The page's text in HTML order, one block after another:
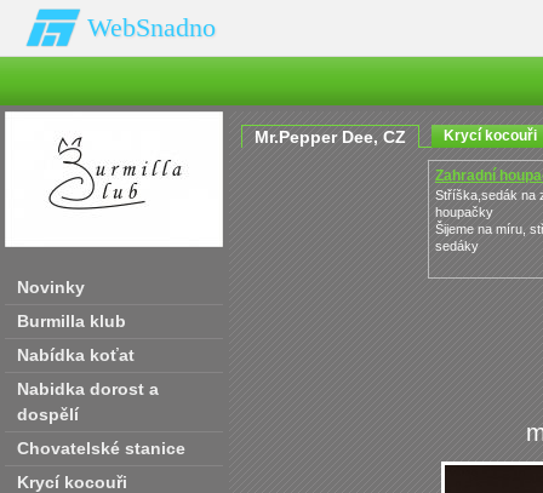
WebSnadno
Novinky
Burmilla klub
Nabídka koťat
Nabidka dorost a
dospělí
Chovatelské stanice
Krycí kocouři
Mr.Pepper Dee‚ CZ Krycí kocouři
Zahradní
Stříška,sedák na
houpačky
Šijeme na míru,
sedáky